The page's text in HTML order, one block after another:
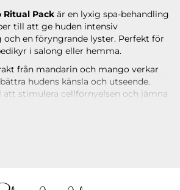
Ritual Pack är en lyxig spa-behandling
till att ge huden intensiv
en föryngrande lyster. Perfekt för
i salong eller hemma.
från mandarin och mango verkar
hudens känsla och utseende.
att stimulera cellförnyelsen och jämna
och smidigare hud.